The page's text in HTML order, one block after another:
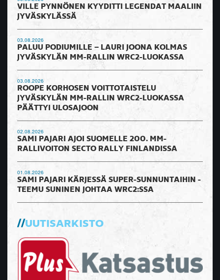
VILLE PYNNÖNEN KYYDITTI LEGENDAT MAALIIN
JYVÄSKYLÄSSÄ
03.08.2026
PALUU PODIUMILLE – LAURI JOONA KOLMAS
JYVÄSKYLÄN MM-RALLIN WRC2-LUOKASSA
03.08.2026
ROOPE KORHOSEN VOITTOTAISTELU
JYVÄSKYLÄN MM-RALLIN WRC2-LUOKASSA
PÄÄTTYI ULOSAJOON
02.08.2026
SAMI PAJARI AJOI SUOMELLE 200. MM-
RALLIVOITON SECTO RALLY FINLANDISSA
01.08.2026
SAMI PAJARI KÄRJESSÄ SUPER-SUNNUNTAIHIN -
TEEMU SUNINEN JOHTAA WRC2:SSA
UUTISARKISTO